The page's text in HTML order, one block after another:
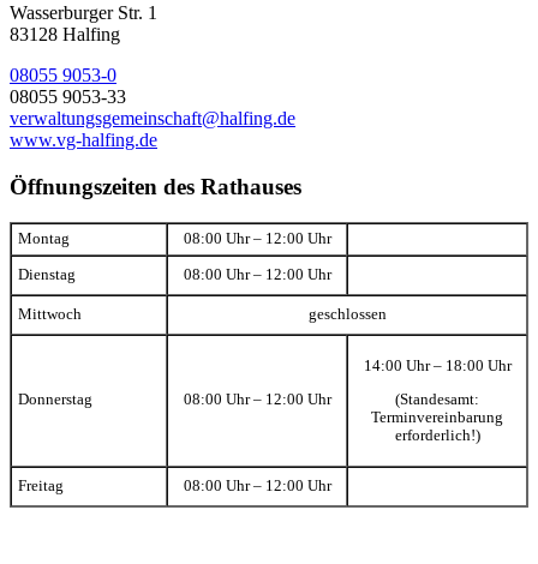
Wasserburger Str. 1
83128 Halfing
08055 9053-0
08055 9053-33
verwaltungsgemeinschaft@halfing.de
www.vg-halfing.de
Öffnungszeiten des Rathauses
Montag 08:00 Uhr – 12:00 Uhr
Dienstag 08:00 Uhr – 12:00 Uhr
Mittwoch geschlossen
Donnerstag 08:00 Uhr – 12:00 Uhr
14:00 Uhr – 18:00 Uhr
(Standesamt:
Terminvereinbarung
erforderlich!)
Freitag 08:00 Uhr – 12:00 Uhr